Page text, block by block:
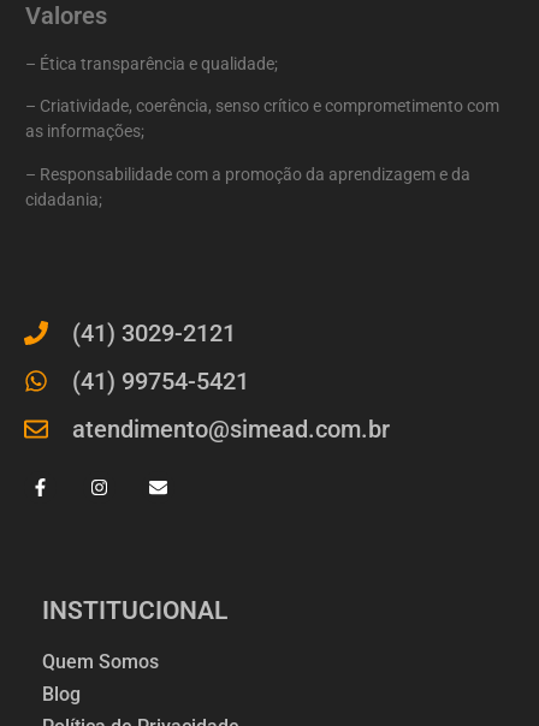
INSTITUCIONAL
Quem Somos
Blog
(41) 3029-2121
(41) 99754-5421
atendimento@simead.com.br
Valores
– Ética transparência e qualidade;
– Criatividade, coerência, senso crítico e comprometimento com
as informações;
– Responsabilidade com a promoção da aprendizagem e da
cidadania;